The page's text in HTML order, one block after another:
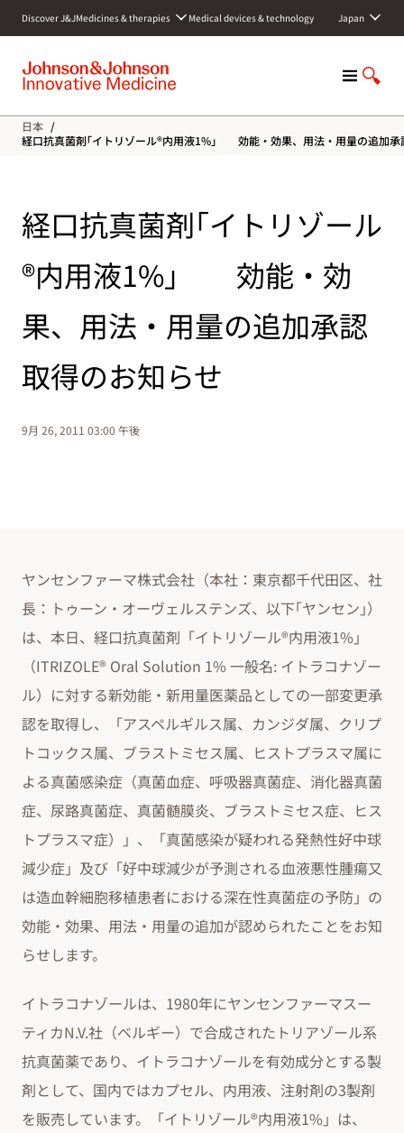
c
Discover J&JMedicines & therapies Medical devices & technology Japan
M
n
u
S
o
w
r
c
日本 /
経口抗真菌剤｢イトリゾール®内用液1%｣ 効能・効果、用法・用量の追加承
経口抗真菌剤｢イトリゾール
®内用液1%｣ 効能・効
果、用法・用量の追加承認
取得のお知らせ
9月 26, 2011 03:00 午後
ヤンセンファーマ株式会社（本社：東京都千代田区、社
長：トゥーン・オーヴェルステンズ、以下｢ヤンセン｣）
は、本日、経口抗真菌剤「イトリゾール®内用液1%」
（ITRIZOLE® Oral Solution 1% 一般名: イトラコナゾー
ル）に対する新効能・新用量医薬品としての一部変更承
認を取得し、「アスペルギルス属、カンジダ属、クリプ
トコックス属、ブラストミセス属、ヒストプラスマ属に
よる真菌感染症（真菌血症、呼吸器真菌症、消化器真菌
症、尿路真菌症、真菌髄膜炎、ブラストミセス症、ヒス
トプラスマ症）」、「真菌感染が疑われる発熱性好中球
減少症」及び「好中球減少が予測される血液悪性腫瘍又
は造血幹細胞移植患者における深在性真菌症の予防」の
効能・効果、用法・用量の追加が認められたことをお知
らせします。
イトラコナゾールは、1980年にヤンセンファーマスー
ティカN.V.社（ベルギー）で合成されたトリアゾール系
抗真菌薬であり、イトラコナゾールを有効成分とする製
剤として、国内ではカプセル、内用液、注射剤の3製剤
を販売しています。「イトリゾール®内用液1%」は、